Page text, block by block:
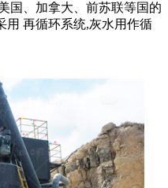
国、加拿大、前苏联等国的
用 再循环系统,灰水用作循